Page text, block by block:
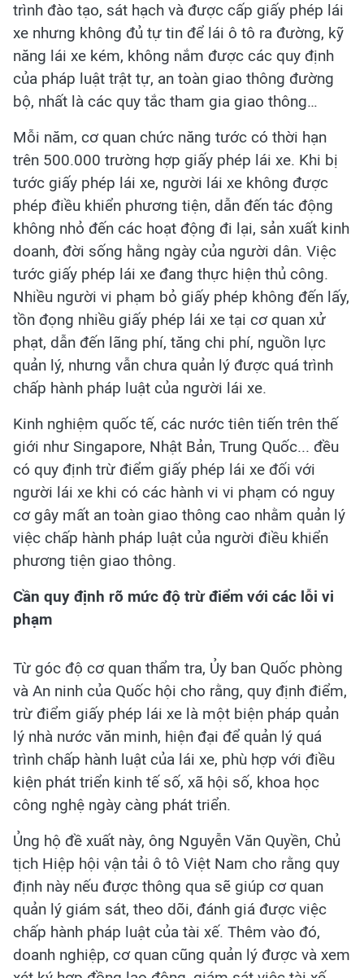
trình đào tạo, sát hạch và được cấp giấy phép lái
xe nhưng không đủ tự tin để lái ô tô ra đường, kỹ
năng lái xe kém, không nắm được các quy định
của pháp luật trật tự, an toàn giao thông đường
bộ, nhất là các quy tắc tham gia giao thông…
Mỗi năm, cơ quan chức năng tước có thời hạn
trên 500.000 trường hợp giấy phép lái xe. Khi bị
tước giấy phép lái xe, người lái xe không được
phép điều khiển phương tiện, dẫn đến tác động
không nhỏ đến các hoạt động đi lại, sản xuất kinh
doanh, đời sống hằng ngày của người dân. Việc
tước giấy phép lái xe đang thực hiện thủ công.
Nhiều người vi phạm bỏ giấy phép không đến lấy,
tồn đọng nhiều giấy phép lái xe tại cơ quan xử
phạt, dẫn đến lãng phí, tăng chi phí, nguồn lực
quản lý, nhưng vẫn chưa quản lý được quá trình
chấp hành pháp luật của người lái xe.
Kinh nghiệm quốc tế, các nước tiên tiến trên thế
giới như Singapore, Nhật Bản, Trung Quốc... đều
có quy định trừ điểm giấy phép lái xe đối với
người lái xe khi có các hành vi vi phạm có nguy
cơ gây mất an toàn giao thông cao nhằm quản lý
việc chấp hành pháp luật của người điều khiển
phương tiện giao thông.
Cần quy định rõ mức độ trừ điểm với các lỗi vi
phạm
Từ góc độ cơ quan thẩm tra, Ủy ban Quốc phòng
và An ninh của Quốc hội cho rằng, quy định điểm,
trừ điểm giấy phép lái xe là một biện pháp quản
lý nhà nước văn minh, hiện đại để quản lý quá
trình chấp hành luật của lái xe, phù hợp với điều
kiện phát triển kinh tế số, xã hội số, khoa học
công nghệ ngày càng phát triển.
Ủng hộ đề xuất này, ông Nguyễn Văn Quyền, Chủ
tịch Hiệp hội vận tải ô tô Việt Nam cho rằng quy
định này nếu được thông qua sẽ giúp cơ quan
quản lý giám sát, theo dõi, đánh giá được việc
chấp hành pháp luật của tài xế. Thêm vào đó,
doanh nghiệp, cơ quan cũng quản lý được và xem